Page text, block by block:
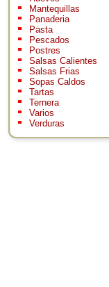
Mantequillas
Panaderia
Pasta
Pescados
Postres
Salsas Calientes
Salsas Frias
Sopas Caldos
Tartas
Ternera
Varios
Verduras